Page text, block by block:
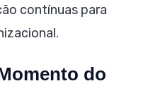
contínuas para
do